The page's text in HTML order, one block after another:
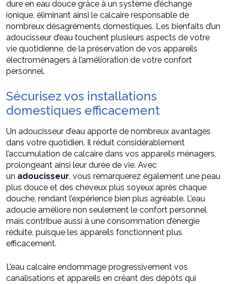
dure en eau douce grâce à un système d’échange
ionique, éliminant ainsi le calcaire responsable de
nombreux désagréments domestiques. Les bienfaits d’un
adoucisseur d’eau touchent plusieurs aspects de votre
vie quotidienne, de la préservation de vos appareils
électroménagers à l’amélioration de votre confort
personnel.
Sécurisez vos installations
domestiques efficacement
Un adoucisseur d’eau apporte de nombreux avantages
dans votre quotidien. Il réduit considérablement
l’accumulation de calcaire dans vos appareils ménagers,
prolongeant ainsi leur durée de vie. Avec
un adoucisseur, vous remarquerez également une peau
plus douce et des cheveux plus soyeux après chaque
douche, rendant l’expérience bien plus agréable. L’eau
adoucie améliore non seulement le confort personnel
mais contribue aussi à une consommation d’énergie
réduite, puisque les appareils fonctionnent plus
efficacement.
L’eau calcaire endommage progressivement vos
canalisations et appareils en créant des dépôts qui